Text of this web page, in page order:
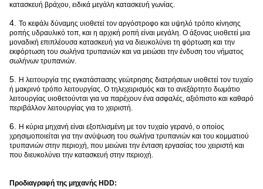
κατασκευή βράχου, ειδικά μεγάλη κατασκευή γωνίας.
4. Το κεφάλι δύναμης υιοθετεί τον αργόστροφο και υψηλό τρόπο κίνησης
ροπής υδραυλικό τοπ, και η αρχική ροπή είναι μεγάλη. Ο άξονας υιοθετεί μια
μοναδική επιπλέουσα κατασκευή για να διευκολύνει τη φόρτωση και την
εκφόρτωση του σωλήνα τρυπανιών και να μειώσει την ένδυση του νήματος
σωλήνων τρυπανιών.
5.
Η λειτουργία της εγκατάστασης γεώτρησης διατρήσεων υιοθετεί τον τυχαίο
ή μακρινό τρόπο λειτουργίας. Ο τηλεχειρισμός και το ανεξάρτητο δωμάτιο
λειτουργίας υιοθετούνται για να παρέχουν ένα ασφαλές, αξιόπιστο και καθαρό
περιβάλλον λειτουργίας για το χειριστή.
6.
Η κύρια μηχανή είναι εξοπλισμένη με τον τυχαίο γερανό, ο οποίος
χρησιμοποιείται για την ανύψωση του σωλήνα τρυπανιών και του κομματιού
τρυπανιών στην περιοχή, που μειώνει την ένταση εργασίας του χειριστή και
που διευκολύνει την κατασκευή στην περιοχή.
Προδιαγραφή της μηχανής HDD: